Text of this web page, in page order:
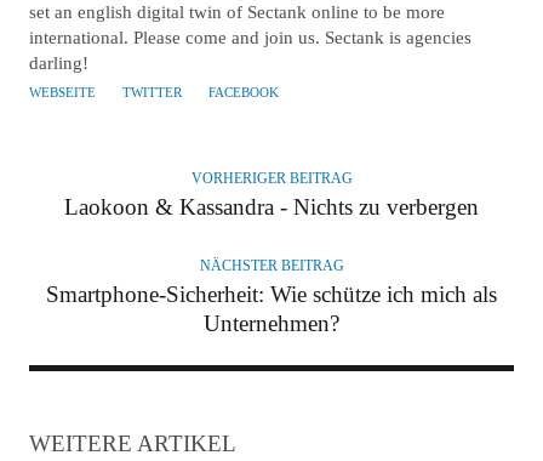
set an english digital twin of Sectank online to be more
international. Please come and join us. Sectank is agencies
darling!
WEBSEITE TWITTER FACEBOOK
VORHERIGER BEITRAG
Laokoon & Kassandra - Nichts zu verbergen
NÄCHSTER BEITRAG
Smartphone-Sicherheit: Wie schütze ich mich als
Unternehmen?
WEITERE ARTIKEL